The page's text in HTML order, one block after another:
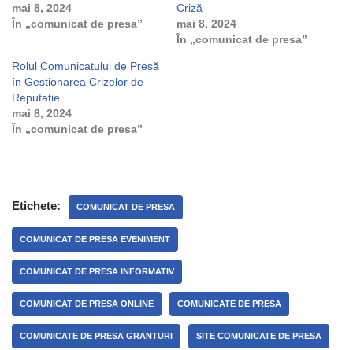
mai 8, 2024
În „comunicat de presa”
Criză
mai 8, 2024
În „comunicat de presa”
Rolul Comunicatului de Presă
în Gestionarea Crizelor de
Reputație
mai 8, 2024
În „comunicat de presa”
Etichete: COMUNICAT DE PRESA
COMUNICAT DE PRESA EVENIMENT
COMUNICAT DE PRESA INFORMATIV
COMUNICAT DE PRESA ONLINE COMUNICATE DE PRESA
COMUNICATE DE PRESA GRANTURI SITE COMUNICATE DE PRESA